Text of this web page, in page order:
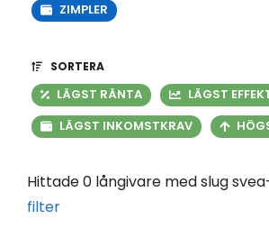
ZIMPLER
SORTERA
LÄGST RÄNTA
LÄGST
LÄGST INKOMSTKRAV
Hittade 0 långivare med slug
filter